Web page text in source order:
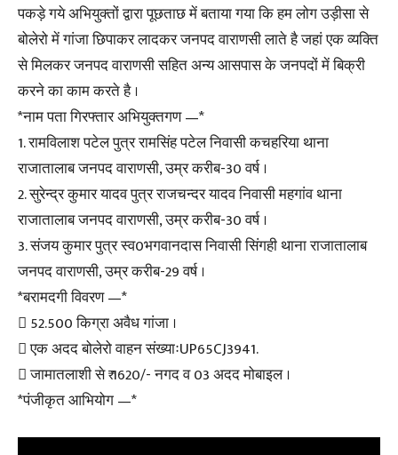
पकड़े गये अभियुक्तों द्वारा पूछताछ में बताया गया कि हम लोग उड़ीसा से
बोलेरो में गांजा छिपाकर लादकर जनपद वाराणसी लाते है जहां एक व्यक्ति
से मिलकर जनपद वाराणसी सहित अन्य आसपास के जनपदों में बिक्री
करने का काम करते है ।
*नाम पता गिरफ्तार अभियुक्तगण —*
1. रामविलाश पटेल पुत्र रामसिंह पटेल निवासी कचहरिया थाना
राजातालाब जनपद वाराणसी, उम्र करीब-30 वर्ष ।
2. सुरेन्द्र कुमार यादव पुत्र राजचन्दर यादव निवासी महगांव थाना
राजातालाब जनपद वाराणसी, उम्र करीब-30 वर्ष ।
3. संजय कुमार पुत्र स्व0भगवानदास निवासी सिंगही थाना राजातालाब
जनपद वाराणसी, उम्र करीब-29 वर्ष ।
*बरामदगी विवरण —*
 52.500 किग्रा अवैध गांजा ।
 एक अदद बोलेरो वाहन संख्याःUP65CJ3941.
 जामातलाशी से ₹ 1620/- नगद व 03 अदद मोबाइल ।
*पंजीकृत आभियोग —*